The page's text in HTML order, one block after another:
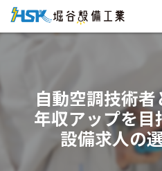
自動空調技術
年収アップを
設備求人の